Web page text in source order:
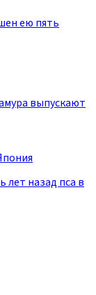
ею пять
выпускают
лет назад пса в